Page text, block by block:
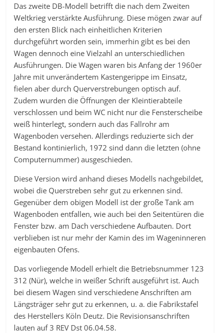
Das zweite DB-Modell betrifft die nach dem Zweiten
Weltkrieg verstärkte Ausführung. Diese mögen zwar auf
den ersten Blick nach einheitlichen Kriterien
durchgeführt worden sein, immerhin gibt es bei den
Wagen dennoch eine Vielzahl an unterschiedlichen
Ausführungen. Die Wagen waren bis Anfang der 1960er
Jahre mit unverändertem Kastengerippe im Einsatz,
fielen aber durch Querverstrebungen optisch auf.
Zudem wurden die Öffnungen der Kleintierabteile
verschlossen und beim WC nicht nur die Fensterscheibe
weiß hinterlegt, sondern auch das Fallrohr am
Wagenboden versehen. Allerdings reduzierte sich der
Bestand kontinierlich, 1972 sind dann die letzten (ohne
Computernummer) ausgeschieden.
Diese Version wird anhand dieses Modells nachgebildet,
wobei die Querstreben sehr gut zu erkennen sind.
Gegenüber dem obigen Modell ist der große Tank am
Wagenboden entfallen, wie auch bei den Seitentüren die
Fenster bzw. am Dach verschiedene Aufbauten. Dort
verblieben ist nur mehr der Kamin des im Wageninneren
eigenbauten Ofens.
Das vorliegende Modell erhielt die Betriebsnummer 123
312 (Nür), welche in weißer Schrift ausgeführt ist. Auch
bei diesem Wagen sind verschiedene Anschriften am
Längsträger sehr gut zu erkennen, u. a. die Fabrikstafel
des Herstellers Köln Deutz. Die Revisionsanschriften
lauten auf 3 REV Dst 06.04.58.